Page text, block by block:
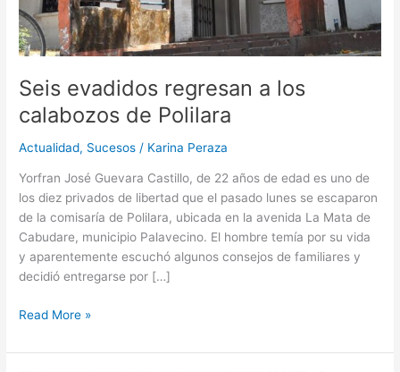
Seis evadidos regresan a los
calabozos de Polilara
Actualidad, Sucesos / Karina Peraza
Yorfran José Guevara Castillo, de 22 años de edad es uno de
los diez privados de libertad que el pasado lunes se escaparon
de la comisaría de Polilara, ubicada en la avenida La Mata de
Cabudare, municipio Palavecino. El hombre temía por su vida
y aparentemente escuchó algunos consejos de familiares y
decidió entregarse por […]
Read More »